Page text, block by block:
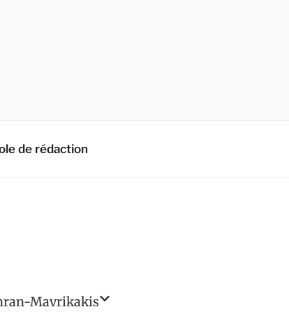
de rédaction
Mavrikakis